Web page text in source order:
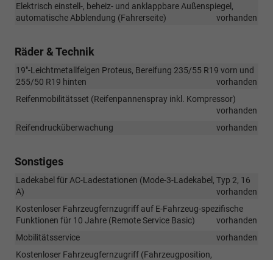
Elektrisch einstell-, beheiz- und anklappbare Außenspiegel,
automatische Abblendung (Fahrerseite)
vorhanden
Räder & Technik
19"-Leichtmetallfelgen Proteus, Bereifung 235/55 R19 vorn und
255/50 R19 hinten
vorhanden
Reifenmobilitätsset (Reifenpannenspray inkl. Kompressor)
vorhanden
Reifendrucküberwachung
vorhanden
Sonstiges
Ladekabel für AC-Ladestationen (Mode-3-Ladekabel, Typ 2, 16
A)
vorhanden
Kostenloser Fahrzeugfernzugriff auf E-Fahrzeug-spezifische
Funktionen für 10 Jahre (Remote Service Basic)
vorhanden
Mobilitätsservice
vorhanden
Kostenloser Fahrzeugfernzugriff (Fahrzeugposition,